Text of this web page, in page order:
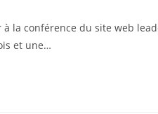
la conférence du site web
et une…